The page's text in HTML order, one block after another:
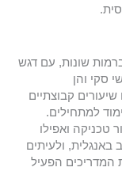
שונות, עם דגש
סקי והן
קבוצתיים
למתחילים.
ואפילו
באנגלית, ולעיתים
המדריכים הפעיל